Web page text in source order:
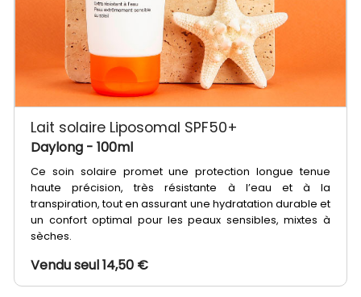
Lait solaire Liposomal SPF50+
Daylong - 100ml
Ce soin solaire promet une protection longue tenue
haute précision, très résistante à l’eau et à la
transpiration, tout en assurant une hydratation durable et
un confort optimal pour les peaux sensibles, mixtes à
sèches.
Vendu seul 14,50 €